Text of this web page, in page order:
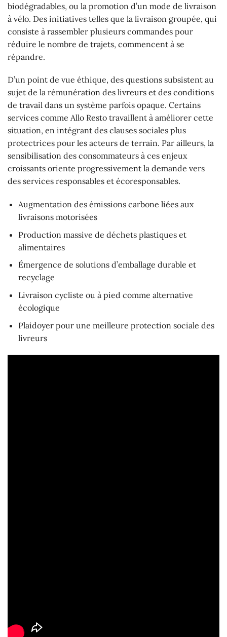
biodégradables, ou la promotion d’un mode de livraison
à vélo. Des initiatives telles que la livraison groupée, qui
consiste à rassembler plusieurs commandes pour
réduire le nombre de trajets, commencent à se
répandre.
D’un point de vue éthique, des questions subsistent au
sujet de la rémunération des livreurs et des conditions
de travail dans un système parfois opaque. Certains
services comme Allo Resto travaillent à améliorer cette
situation, en intégrant des clauses sociales plus
protectrices pour les acteurs de terrain. Par ailleurs, la
sensibilisation des consommateurs à ces enjeux
croissants oriente progressivement la demande vers
des services responsables et écoresponsables.
Augmentation des émissions carbone liées aux
livraisons motorisées
Production massive de déchets plastiques et
alimentaires
Émergence de solutions d’emballage durable et
recyclage
Livraison cycliste ou à pied comme alternative
écologique
Plaidoyer pour une meilleure protection sociale des
livreurs